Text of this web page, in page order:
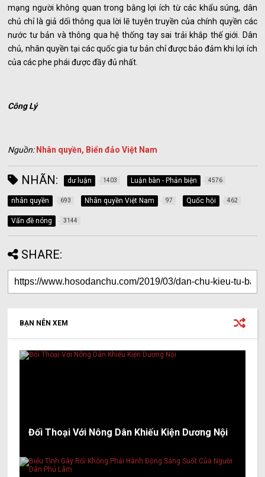
mạng người không quan trong bằng lợi ích từ các khẩu súng, dân
chủ chỉ là giả dối thông qua lời lẽ tuyên truyền của chính quyền các
nước tư bản và thông qua hệ thống tay sai trải khắp thế giới. Dân
chủ, nhân quyền tại các quốc gia tư bản chỉ được bảo đảm khi lợi ích
của các phe phái được đầy đủ nhất.
Công Lý
Nguồn: Nhân quyền, Biển đảo Việt Nam
NHÃN: dư luận 1403 Luận bàn - Phản biện 4576
nhân quyền 693 Nhân quyền Việt Nam 97 Quốc hội 462
Vấn đề nóng 3144
SHARE:
BẠN NÊN XEM
Đối Thoại Với Nông Dân Khiếu Kiện Dương Nội